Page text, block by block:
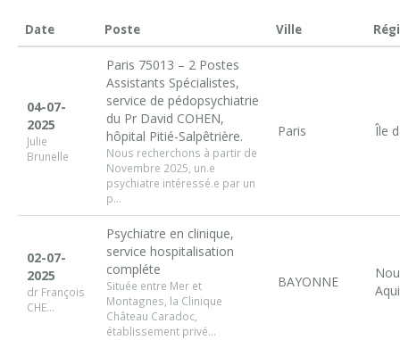
Date Poste Ville
04-07-
2025
Julie
Brunelle
Paris 75013 – 2 Postes
Assistants Spécialistes,
service de pédopsychiatrie
du Pr David COHEN,
hôpital Pitié-Salpêtrière.
Nous recherchons à partir de
Novembre 2025, un.e
psychiatre intéressé.e par un
p...
Paris Île
02-07-
2025
dr François
CHE...
Psychiatre en clinique,
service hospitalisation
compléte
Située entre Mer et
Montagnes, la Clinique
Château Caradoc,
établissement privé...
BAYONNE